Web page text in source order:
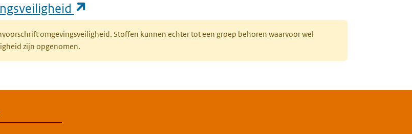
omgevingsveiligheid. Stoffen kunnen echter tot een groep behoren waarvoor wel
zijn opgenomen.